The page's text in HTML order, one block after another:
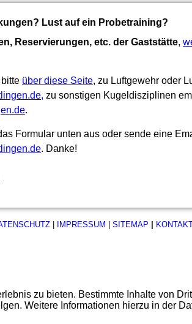
Lust auf ein Probetraining?
Reservierungen, etc. der Gaststätte,
über diese Seite, zu Luftgewehr oder
zu sonstigen Kugeldisziplinen
.
Formular unten aus oder sende eine
. Danke!
IMPRESSUM SITEMAP
zu bieten. Bestimmte Inhalte von
Weitere Informationen hierzu in der